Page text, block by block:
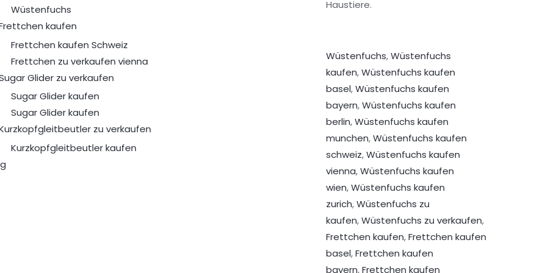
Wüstenfuchs
kaufen
Frettchen kaufen Schweiz
Frettchen zu verkaufen vienna
Glider zu verkaufen
Sugar Glider kaufen
Sugar Glider kaufen
zu verkaufen
Kurzkopfgleitbeutler kaufen
Haustiere.
Wüstenfuchs,Wüstenfuchs
kaufen,Wüstenfuchs kaufen
basel,Wüstenfuchs kaufen
bayern,Wüstenfuchs kaufen
berlin,Wüstenfuchs kaufen
munchen,Wüstenfuchs kaufen
schweiz,Wüstenfuchs kaufen
vienna,Wüstenfuchs kaufen
wien,Wüstenfuchs kaufen
zurich,Wüstenfuchs zu
kaufen,Wüstenfuchs zu verkaufen,
Frettchen kaufen,Frettchen kaufen
basel,Frettchen kaufen
bayern,Frettchen kaufen